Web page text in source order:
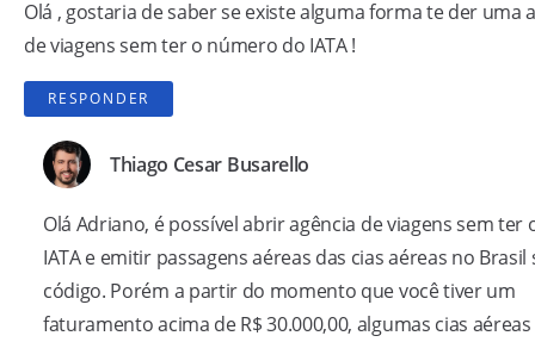
Olá , gostaria de saber se existe alguma forma te der uma
de viagens sem ter o número do IATA !
RESPONDER
Thiago Cesar Busarello
Olá Adriano, é possível abrir agência de viagens sem ter
IATA e emitir passagens aéreas das cias aéreas no Brasil
código. Porém a partir do momento que você tiver um
faturamento acima de R$ 30.000,00, algumas cias aéreas